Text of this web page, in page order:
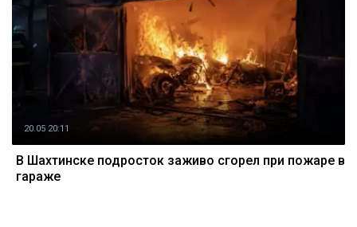
20.05 20:11
В Шахтинске подросток заживо сгорел при пожаре в
гараже